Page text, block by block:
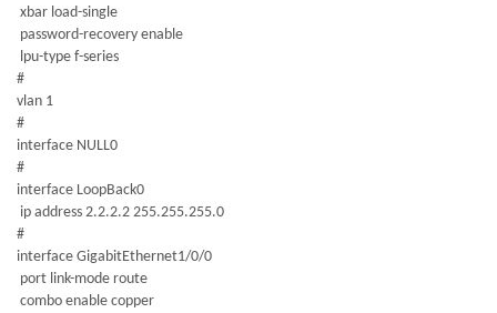
xbar load-single
password-recovery enable
lpu-type f-series
#
vlan 1
#
interface NULL0
#
interface LoopBack0
ip address 2.2.2.2 255.255.255.0
#
interface GigabitEthernet1/0/0
port link-mode route
combo enable copper